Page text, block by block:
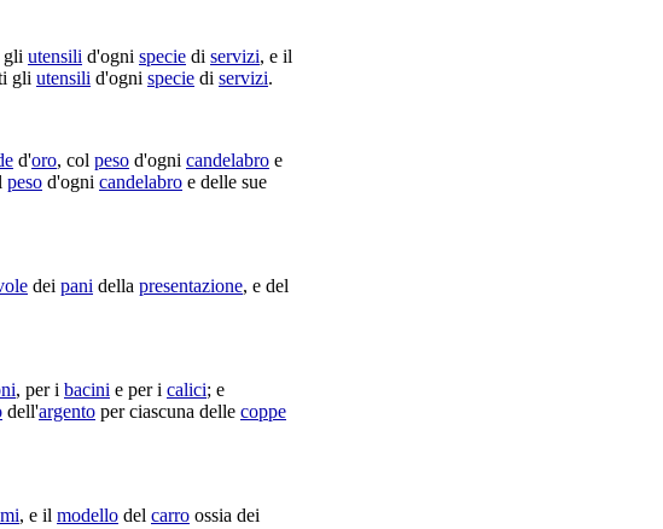
gli utensili d'ogni specie di servizi, e il
gli utensili d'ogni specie di servizi.
d'oro, col peso d'ogni candelabro e
peso d'ogni candelabro e delle sue
dei pani della presentazione, e del
, per i bacini e per i calici; e
dell'argento per ciascuna delle coppe
, e il modello del carro ossia dei